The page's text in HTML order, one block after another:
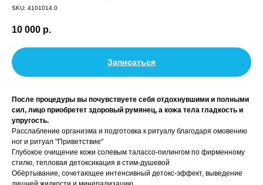
SKU: 4101014.0
10 000 р.
Записаться
После процедуры вы почувствуете себя отдохнувшими и полными
сил, лицо приобретет здоровый румянец, а кожа тела гладкость и
упругость.
Расслабление организма и подготовка к ритуалу благодаря омовению
ног и ритуал "Приветствие"
Глубокое очищение кожи солевым талассо-пилингом по фирменному
стилю, тепловая детоксикация в стим-душевой
Обёртывание, сочетающее интенсивный детокс-эффект, выведение